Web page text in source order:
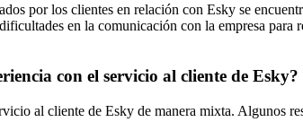
por los clientes en relación con Esky se
en la comunicación con la empresa
con el servicio al cliente de Esky?
al cliente de Esky de manera mixta. Algunos